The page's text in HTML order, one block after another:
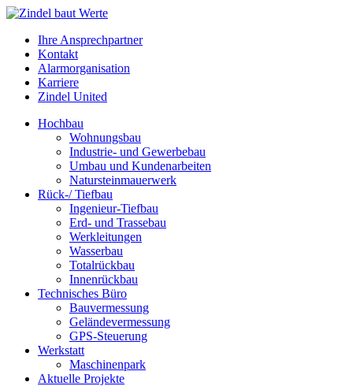
Ihre Ansprechpartner
Kontakt
Alarmorganisation
Karriere
Zindel United
Hochbau
Wohnungsbau
Industrie- und Gewerbebau
Umbau und Kundenarbeiten
Natursteinmauerwerk
Rück-/ Tiefbau
Ingenieur-Tiefbau
Erd- und Trassebau
Werkleitungen
Wasserbau
Totalrückbau
Innenrückbau
Technisches Büro
Bauvermessung
Geländevermessung
GPS-Steuerung
Werkstatt
Maschinenpark
Aktuelle Projekte